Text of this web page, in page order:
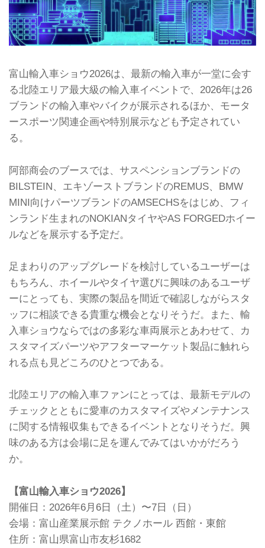
富山輸入車ショウ2026は、最新の輸入車が一堂に会す
る北陸エリア最大級の輸入車イベントで、2026年は26
ブランドの輸入車やバイクが展示されるほか、モータ
ースポーツ関連企画や特別展示なども予定されてい
る。
阿部商会のブースでは、サスペンションブランドの
BILSTEIN、エキゾーストブランドのREMUS、BMW
MINI向けパーツブランドのAMSECHSをはじめ、フィ
ンランド生まれのNOKIANタイヤやAS FORGEDホイー
ルなどを展示する予定だ。
足まわりのアップグレードを検討しているユーザーは
もちろん、ホイールやタイヤ選びに興味のあるユーザ
ーにとっても、実際の製品を間近で確認しながらスタ
ッフに相談できる貴重な機会となりそうだ。また、輸
入車ショウならではの多彩な車両展示とあわせて、カ
スタマイズパーツやアフターマーケット製品に触れら
れる点も見どころのひとつである。
北陸エリアの輸入車ファンにとっては、最新モデルの
チェックとともに愛車のカスタマイズやメンテナンス
に関する情報収集もできるイベントとなりそうだ。興
味のある方は会場に足を運んでみてはいかがだろう
か。
【富山輸入車ショウ2026】
開催日：2026年6月6日（土）〜7日（日）
会場：富山産業展示館 テクノホール 西館・東館
住所：富山県富山市友杉1682